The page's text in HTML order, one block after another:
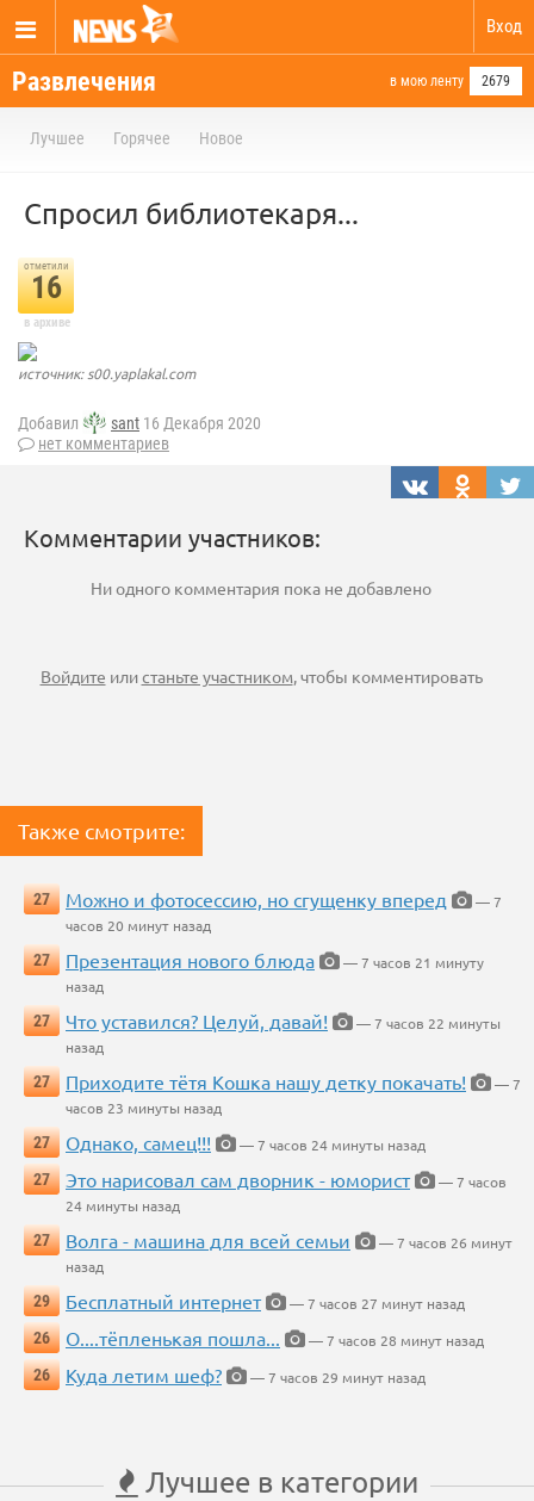
Вход
Развлечения в мою ленту 2679
Лучшее Горячее Новое
Спросил библиотекаря...
отметили
16
в архиве
источник: s00.yaplakal.com
Добавил sant 16 Декабря 2020
нет комментариев
Комментарии участников:
Ни одного комментария пока не добавлено
Войдите илистаньте участником, чтобы комментировать
Также смотрите:
27 Можно и фотосессию, но сгущенку вперед
— 7
часов 20 минут назад
27
Презентация нового блюда
— 7 часов 21 минуту
назад
27
Что уставился? Целуй, давай!
— 7 часов 22 минуты
назад
27
Приходите тётя Кошка нашу детку покачать!
— 7
часов 23 минуты назад
27
Однако, самец!!!
— 7 часов 24 минуты назад
27
Это нарисовал сам дворник - юморист
— 7 часов
24 минуты назад
27
Волга - машина для всей семьи
— 7 часов 26 минут
назад
29
Бесплатный интернет
— 7 часов 27 минут назад
26
О....тёпленькая пошла...
— 7 часов 28 минут назад
26
Куда летим шеф? — 7 часов 29 минут назад
Лучшее в категории